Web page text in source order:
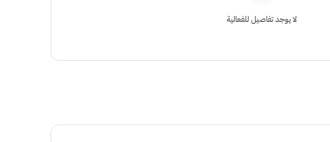
لا يوجد تفاصيل للفعالية